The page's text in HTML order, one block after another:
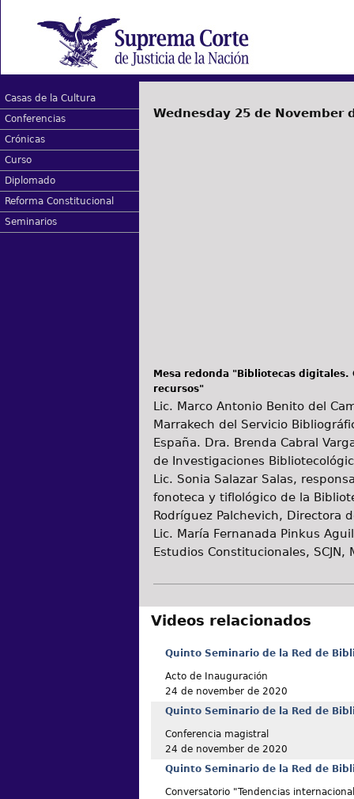
Casas de la Cultura
Conferencias
Crónicas
Curso
Diplomado
Reforma Constitucional
Seminarios
Wednesday 25 de November
Mesa redonda "Bibliotecas
recursos"
Lic. Marco Antonio Benito del
Marrakech del Servicio
España. Dra. Brenda Cabral
de Investigaciones
Lic. Sonia Salazar Salas,
fonoteca y tiflológico de la
Rodríguez Palchevich, Directora
Lic. María Fernanada Pinkus
Estudios Constitucionales, SCJN,
Videos relacionados
Quinto Seminario de la Red de
Acto de Inauguración
24 de november de 2020
Quinto Seminario de la Red de
Conferencia magistral
24 de november de 2020
Quinto Seminario de la Red de
Conversatorio "Tendencias